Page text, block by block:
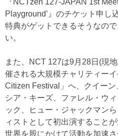
『NCTzen 127-JAPAN 1st
Playground’』のチケット申し
特典がゲットできるそうなの
い。
また、NCT 127は9月28日(現
催される大規模チャリティー
Citizen Festival」へ、クイー
シア・キーズ、ファレル・ウ
ック、ヒュー・ジャックマン
ィストとして初出演することが
世界を股にかけて活動を加速